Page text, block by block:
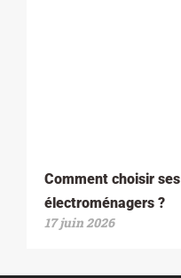
Comment choisir
électroménagers ?
17 juin 2026